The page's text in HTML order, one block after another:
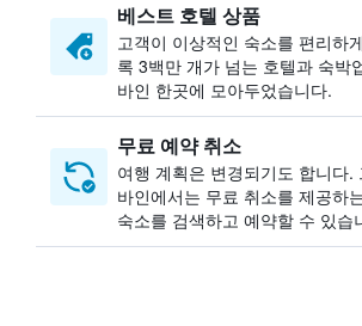
베스트 호텔 상품
고객이 이상적인 숙소를 편리하
록 3백만 개가 넘는 호텔과 숙박
바인 한곳에 모아두었습니다.
무료 예약 취소
여행 계획은 변경되기도 합니다.
바인에서는 무료 취소를 제공하
숙소를 검색하고 예약할 수 있습